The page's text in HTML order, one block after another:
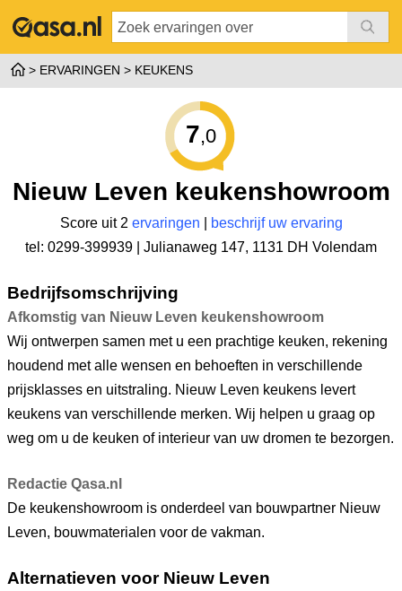
ERVARINGEN KEUKENS
7,0
Nieuw Leven keukenshowroom
Score uit 2 ervaringen
beschrijf uw ervaring
tel: 0299-399939 | Julianaweg 147, 1131 DH Volendam
Bedrijfsomschrijving
Afkomstig van Nieuw Leven keukenshowroom
Wij ontwerpen samen met u een prachtige keuken, rekening
houdend met alle wensen en behoeften in verschillende
prijsklasses en uitstraling. Nieuw Leven keukens levert
keukens van verschillende merken. Wij helpen u graag op
weg om u de keuken of interieur van uw dromen te bezorgen.
Redactie Qasa.nl
De keukenshowroom is onderdeel van bouwpartner Nieuw
Leven, bouwmaterialen voor de vakman.
Alternatieven voor Nieuw Leven